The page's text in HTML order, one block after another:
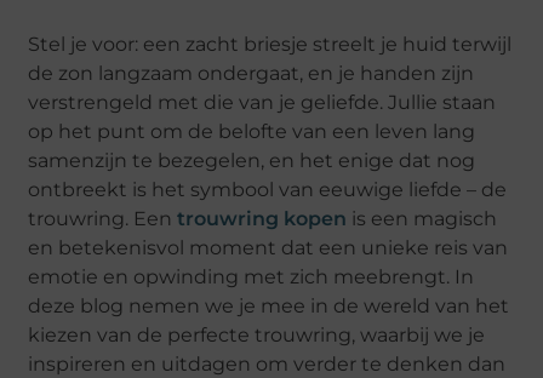
Stel je voor: een zacht briesje streelt je huid terwijl
de zon langzaam ondergaat, en je handen zijn
verstrengeld met die van je geliefde. Jullie staan
op het punt om de belofte van een leven lang
samenzijn te bezegelen, en het enige dat nog
ontbreekt is het symbool van eeuwige liefde – de
trouwring. Eentrouwring kopen is een magisch
en betekenisvol moment dat een unieke reis van
emotie en opwinding met zich meebrengt. In
deze blog nemen we je mee in de wereld van het
kiezen van de perfecte trouwring, waarbij we je
inspireren en uitdagen om verder te denken dan